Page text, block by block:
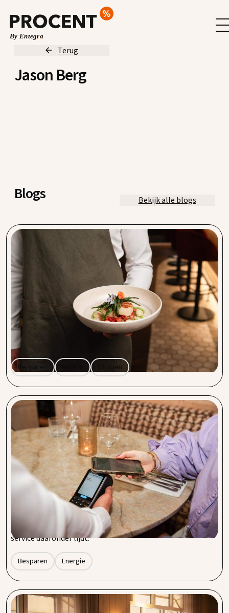
Terug
Jason Berg
Blogs Bekijk alle blogs
Stijgende inkoopprijzen? Zo houd je grip op je
horecamarges
Stijgende inkoopprijzen blijven een uitdaging voor de
horeca. Door hogere energiekosten en wereldwijde
ontwikkelingen worden sommige productgroepen duurder.
Tegelijkertijd blijven de prijsstijgingen beperkter dan
tijdens de inflatiegolf van 2022, waardoor er juist kansen
ontstaan voor ondernemers die slim inkopen.
Besparen inkopen
Betalingsverkeer optimaliseren als
horecaondernemer? Zo zorg je voor lagere
transactiekosten
Dagelijks gaan er in de horeca tientallen tot honderden
betalingen door de pinautomaat. Contactloos, met pas of
mobiel: voor gasten vanzelfsprekend, voor ondernemers
vaak een flinke kostenpost. Transactiekosten lijken klein
per betaling, maar tellen snel op. Door je betalingsverkeer
slim in te richten, kun je structureel besparen zonder dat je
service daaronder lijdt.
Besparen Energie